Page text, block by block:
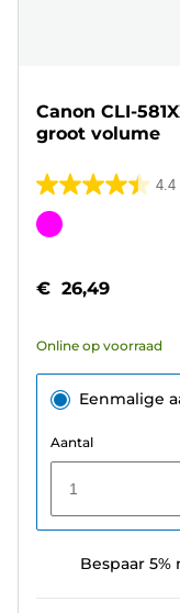
Canon CLI-
groot volume
4.4
4.4
van
sterren.
beoordelingen
Kleurencartridge
€ 26,49
Online op voorraad
Eenmalige
Aantal
1
Bespaar 5%